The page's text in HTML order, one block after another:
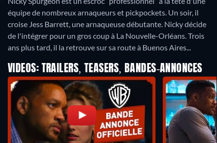
équipe de nombreux arnaqueurs et pickpockets. Un soir, il
croise Jess Barrett, une arnaqueuse débutante. Nicky décide
de l'intégrer pour un gros coup à La Nouvelle-Orléans. Trois
ans plus tard, il la retrouve sur sa route à Buenos Aires...
VIDEOS: TRAILERS, TEASERS, BANDES-ANNONCES